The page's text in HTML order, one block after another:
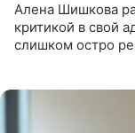
Алена Шишкова
критикой в свой
слишком остро